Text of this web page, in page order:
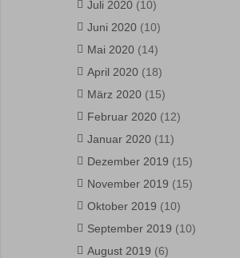
Juli 2020 (10)
Juni 2020 (10)
Mai 2020 (14)
April 2020 (18)
März 2020 (15)
Februar 2020 (12)
Januar 2020 (11)
Dezember 2019 (15)
November 2019 (15)
Oktober 2019 (10)
September 2019 (10)
August 2019 (6)